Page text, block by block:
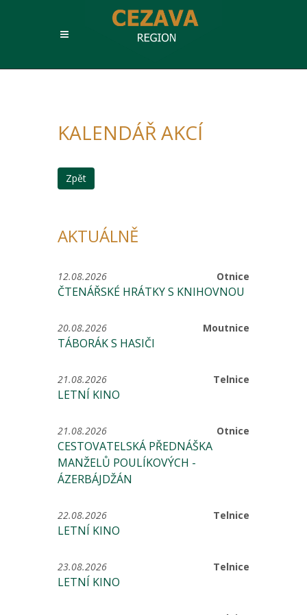
KALENDÁŘ AKCÍ
Zpět
AKTUÁLNĚ
Otnice
12.08.2026
ČTENÁŘSKÉ HRÁTKY S KNIHOVNOU
Moutnice
20.08.2026
TÁBORÁK S HASIČI
Telnice
21.08.2026
LETNÍ KINO
Otnice
21.08.2026
CESTOVATELSKÁ PŘEDNÁŠKA
MANŽELŮ POULÍKOVÝCH -
ÁZERBÁJDŽÁN
Telnice
22.08.2026
LETNÍ KINO
Telnice
23.08.2026
LETNÍ KINO